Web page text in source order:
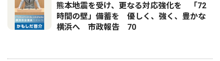
熊本地震を受け、更なる対応強化を 「72
時間の壁」備蓄を 優しく、強く、豊かな
横浜へ 市政報告 70